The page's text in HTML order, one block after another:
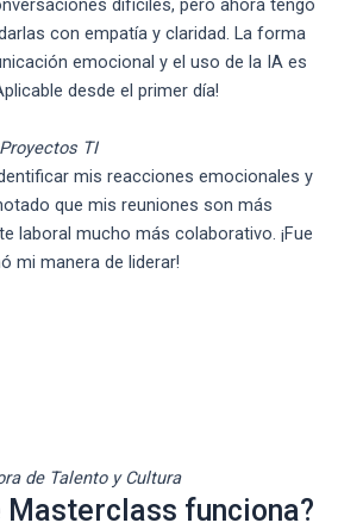
con empatía y claridad. La forma
emocional y el uso de la IA es
desde el primer día!
TI
mis reacciones emocionales y
que mis reuniones son más
laboral mucho más colaborativo. ¡Fue
mi manera de liderar!
de Talento y Cultura
Masterclass funciona?